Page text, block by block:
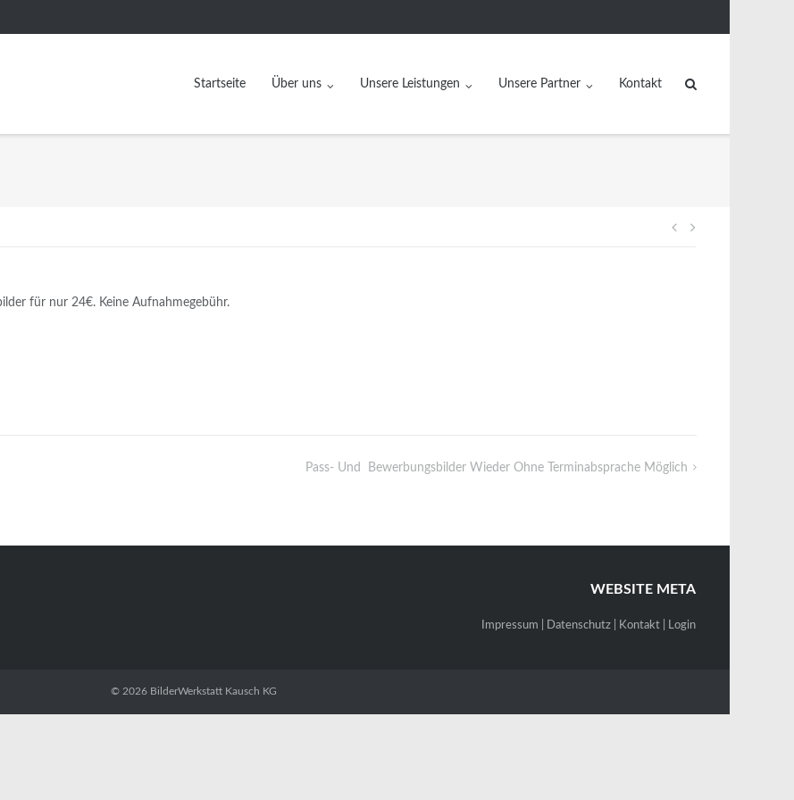
Startseite Über uns Unsere Leistungen Unsere Partner Kontakt
für nur 24€. Keine Aufnahmegebühr.
Pass- Und Bewerbungsbilder Wieder Ohne Terminabsprache Möglich
WEBSITE META
Impressum Datenschutz Kontakt Login
© 2026 BilderWerkstatt Kausch KG